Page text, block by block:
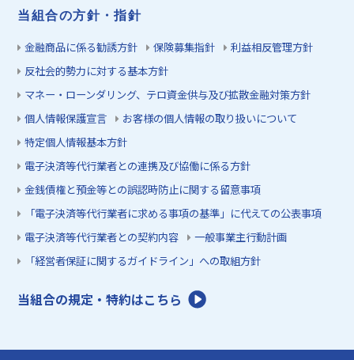
当組合の方針・指針
金融商品に係る勧誘方針 保険募集指針
利益相反管理方針
反社会的勢力に対する基本方針
マネー・ローンダリング、テロ資金供与及び拡散金融対策方針
個人情報保護宣言
お客様の個人情報の取り扱いについて
特定個人情報基本方針
電子決済等代行業者との連携及び協働に係る方針
金銭債権と預金等との誤認時防止に関する留意事項
「電子決済等代行業者に求める事項の基準」に代えての公表事項
電子決済等代行業者との契約内容
一般事業主行動計画
「経営者保証に関するガイドライン」への取組方針
当組合の規定・特約はこちら